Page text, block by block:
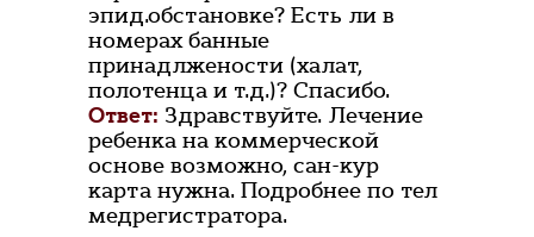
эпид.обстановке? Есть ли в
номерах банные
принадлжености (халат,
полотенца и т.д.)? Спасибо.
Ответ: Здравствуйте. Лечение
ребенка на коммерческой
основе возможно, сан-кур
карта нужна. Подробнее по тел
медрегистратора.